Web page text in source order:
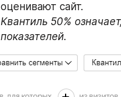
оценивают сайт.
Квантиль 50%
показателей.